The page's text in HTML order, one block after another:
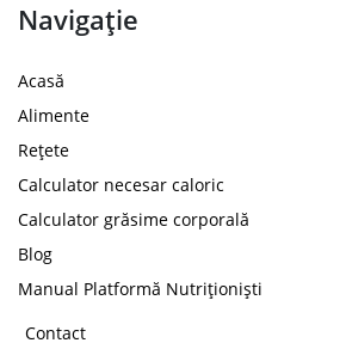
Navigație
Acasă
Alimente
Rețete
Calculator necesar caloric
Calculator grăsime corporală
Blog
Manual Platformă Nutriționiști
Contact